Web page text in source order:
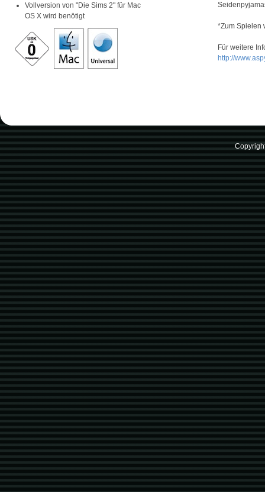
Vollversion von "Die Sims 2" für Mac
OS X wird benötigt
*Zum Spielen
Für weitere
http://